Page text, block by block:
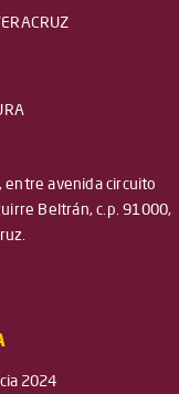
entre avenida circuito
Beltrán, c.p. 91000,
2024